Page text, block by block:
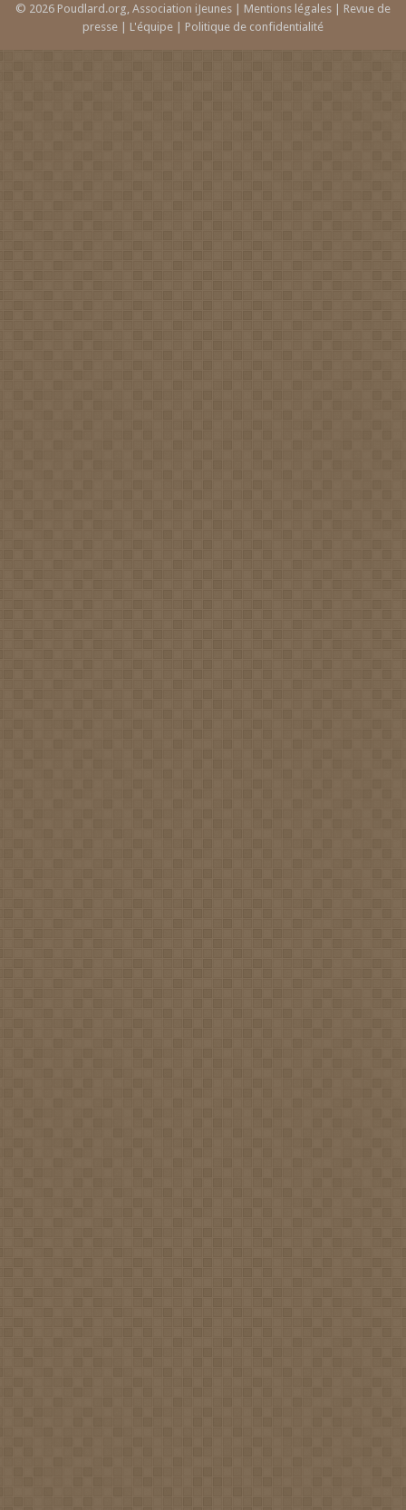
© 2026 Poudlard.org, Association iJeunes | Mentions légales | Revue de
presse | L'équipe | Politique de confidentialité